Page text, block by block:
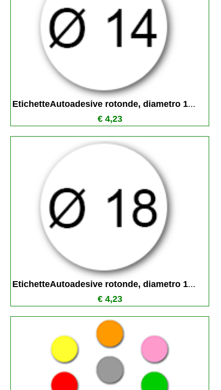
EtichetteAutoadesive rotonde, diametro 1...
€ 4,23
EtichetteAutoadesive rotonde, diametro 1...
€ 4,23